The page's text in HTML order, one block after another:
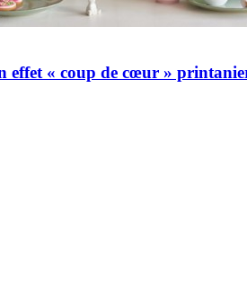
effet « coup de cœur »